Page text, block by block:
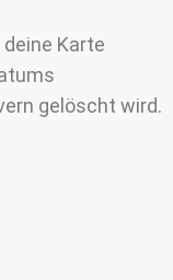
Karte
gelöscht wird.